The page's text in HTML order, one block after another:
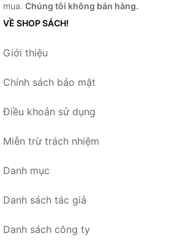
mua. Chúng tôi không bán hàng.
VỀ SHOP SÁCH!
Giới thiệu
Chính sách bảo mật
Điều khoản sử dụng
Miễn trừ trách nhiệm
Danh mục
Danh sách tác giả
Danh sách công ty